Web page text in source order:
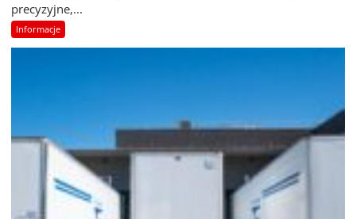
precyzyjne,...
Informacje